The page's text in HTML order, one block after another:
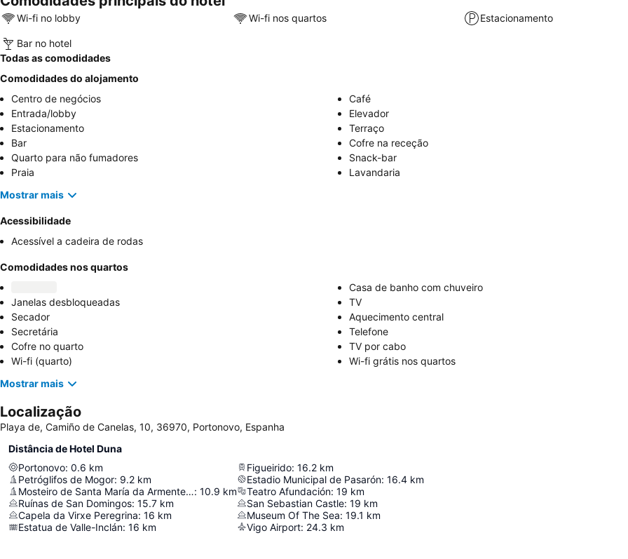
Wi-fi no lobby Wi-fi nos quartos Estacionamento
Bar no hotel
Todas as comodidades
Comodidades do alojamento
Centro de negócios
Café
Entrada/lobby
Elevador
Estacionamento
Terraço
Bar
Cofre na receção
Quarto para não fumadores
Snack-bar
Praia
Lavandaria
Mostrar mais
Acessibilidade
Acessível a cadeira de rodas
Comodidades nos quartos
Casa de banho com chuveiro
Janelas desbloqueadas
TV
Secador
Aquecimento central
Secretária
Telefone
Cofre no quarto
TV por cabo
Wi-fi (quarto)
Wi-fi grátis nos quartos
Mostrar mais
Localização
Playa de, Camiño de Canelas, 10, 36970, Portonovo, Espanha
Distância de Hotel Duna
Portonovo: 0.6 km
Petróglifos de Mogor: 9.2 km
Mosteiro de Santa María da Armenteira: 10.9 km
Ruínas de San Domingos: 15.7 km
Capela da Virxe Peregrina: 16 km
Estatua de Valle-Inclán: 16 km
Figueirido: 16.2 km
Estadio Municipal de Pasarón: 16.4 km
Teatro Afundación: 19 km
San Sebastian Castle: 19 km
Museum Of The Sea: 19.1 km
Vigo Airport: 24.3 km